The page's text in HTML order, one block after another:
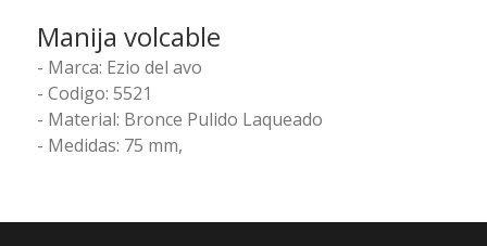
Manija volcable
- Marca: Ezio del avo
- Codigo: 5521
- Material: Bronce Pulido Laqueado
- Medidas: 75 mm,